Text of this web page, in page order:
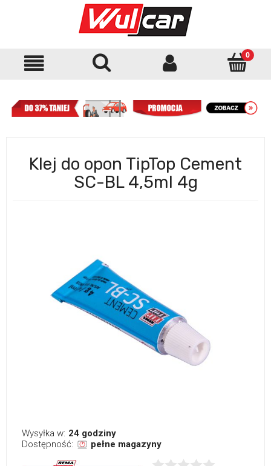
Klej do opon TipTop Cement
SC-BL 4,5ml 4g
Wysyłka w: 24 godziny
Dostępność:
pełne magazyny